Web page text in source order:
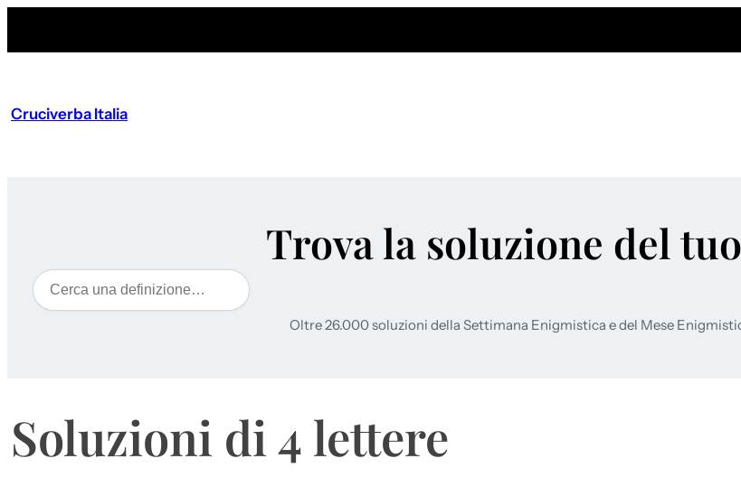
Cruciverba Italia
Trova la soluzione del
Cerca
Oltre 26.000 soluzioni della Settimana Enigmistica e del Mese
Soluzioni di 4 lettere